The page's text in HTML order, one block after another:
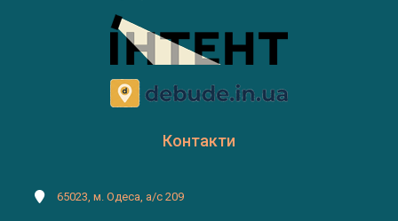
Контакти
65023, м. Одеса, а/с 209